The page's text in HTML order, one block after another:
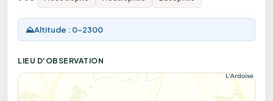
⛰️Altitude : 0-2300
LIEU D'OBSERVATION